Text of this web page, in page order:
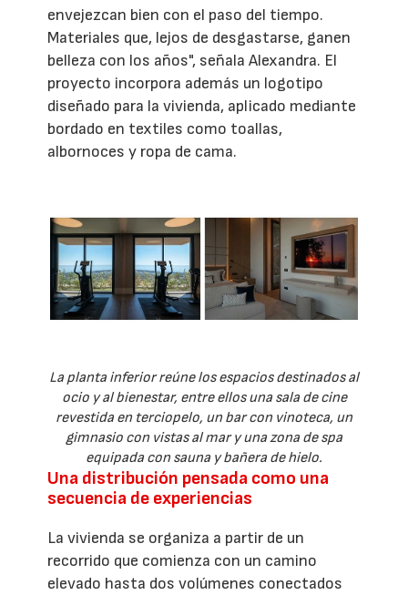
envejezcan bien con el paso del tiempo.
Materiales que, lejos de desgastarse, ganen
belleza con los años", señala Alexandra. El
proyecto incorpora además un logotipo
diseñado para la vivienda, aplicado mediante
bordado en textiles como toallas,
albornoces y ropa de cama.
La planta inferior reúne los espacios destinados al
ocio y al bienestar, entre ellos una sala de cine
revestida en terciopelo, un bar con vinoteca, un
gimnasio con vistas al mar y una zona de spa
equipada con sauna y bañera de hielo.
Una distribución pensada como una
secuencia de experiencias
La vivienda se organiza a partir de un
recorrido que comienza con un camino
elevado hasta dos volúmenes conectados